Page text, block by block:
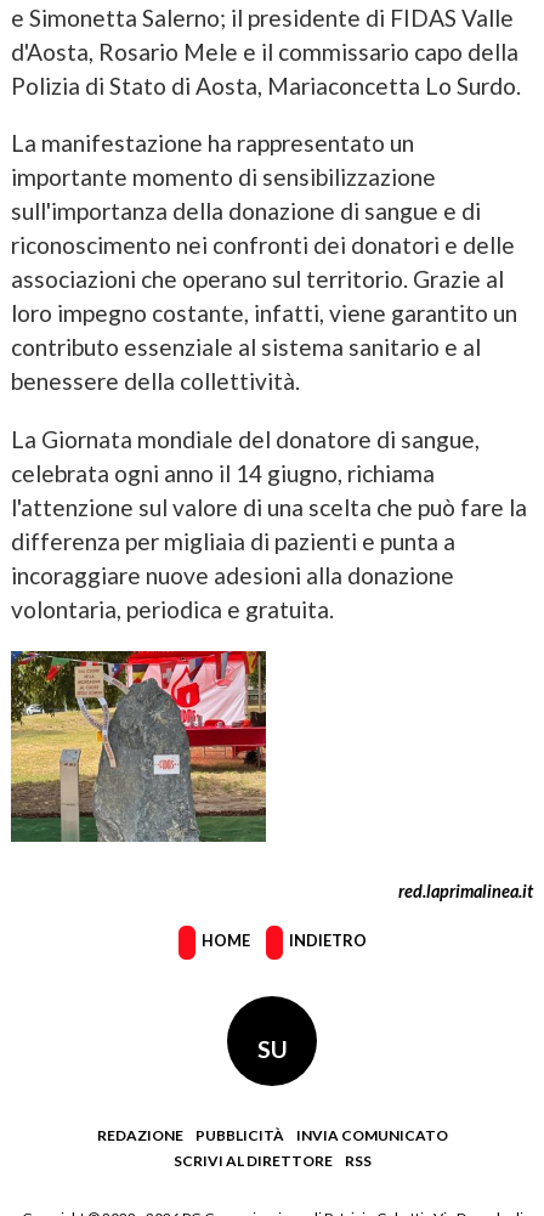
e Simonetta Salerno; il presidente di FIDAS Valle
d'Aosta, Rosario Mele e il commissario capo della
Polizia di Stato di Aosta, Mariaconcetta Lo Surdo.
La manifestazione ha rappresentato un
importante momento di sensibilizzazione
sull'importanza della donazione di sangue e di
riconoscimento nei confronti dei donatori e delle
associazioni che operano sul territorio. Grazie al
loro impegno costante, infatti, viene garantito un
contributo essenziale al sistema sanitario e al
benessere della collettività.
La Giornata mondiale del donatore di sangue,
celebrata ogni anno il 14 giugno, richiama
l'attenzione sul valore di una scelta che può fare la
differenza per migliaia di pazienti e punta a
incoraggiare nuove adesioni alla donazione
volontaria, periodica e gratuita.
red.laprimalinea.it
HOME INDIETRO
SU
REDAZIONE PUBBLICITÀ
INVIA COMUNICATO
SCRIVI AL DIRETTORE
RSS